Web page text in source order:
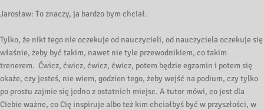
Jarosław: To znaczy, ja bardzo bym chciał.
Tylko, że nikt tego nie oczekuje od nauczycieli, od nauczyciela oczekuje się
właśnie, żeby być takim, nawet nie tyle przewodnikiem, co takim
trenerem. Ćwicz, ćwicz, ćwicz, ćwicz, potem będzie egzamin i potem się
okaże, czy jesteś, nie wiem, godzien tego, żeby wejść na podium, czy tylko
po prostu zajmie się jedno z ostatnich miejsc. A tutor mówi, co jest dla
Ciebie ważne, co Cię inspiruje albo też kim chciałbyś być w przyszłości, w